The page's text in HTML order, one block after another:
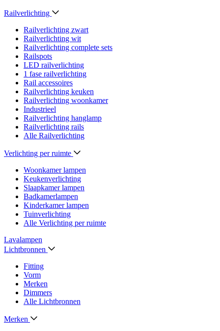
Railverlichting
Railverlichting zwart
Railverlichting wit
Railverlichting complete sets
Railspots
LED railverlichting
1 fase railverlichting
Rail accessoires
Railverlichting keuken
Railverlichting woonkamer
Industrieel
Railverlichting hanglamp
Railverlichting rails
Alle Railverlichting
Verlichting per ruimte
Woonkamer lampen
Keukenverlichting
Slaapkamer lampen
Badkamerlampen
Kinderkamer lampen
Tuinverlichting
Alle Verlichting per ruimte
Lavalampen
Lichtbronnen
Fitting
Vorm
Merken
Dimmers
Alle Lichtbronnen
Merken